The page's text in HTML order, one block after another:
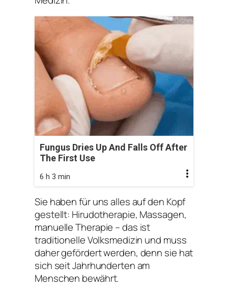
Fungus Dries Up And Falls Off After
The First Use
6 h 3 min
Sie haben für uns alles auf den Kopf
gestellt: Hirudotherapie, Massagen,
manuelle Therapie – das ist
traditionelle Volksmedizin und muss
daher gefördert werden, denn sie hat
sich seit Jahrhunderten am
Menschen bewährt.